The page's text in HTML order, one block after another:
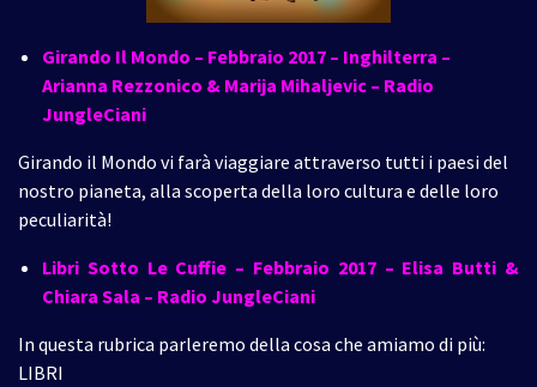
Girando Il Mondo – Febbraio 2017 – Inghilterra –
Arianna Rezzonico & Marija Mihaljevic – Radio
JungleCiani
Girando il Mondo vi farà viaggiare attraverso tutti i paesi del
nostro pianeta, alla scoperta della loro cultura e delle loro
peculiarità!
Libri Sotto Le Cuffie – Febbraio 2017– Elisa Butti &
Chiara Sala – Radio JungleCiani
In questa rubrica parleremo della cosa che amiamo di più:
LIBRI